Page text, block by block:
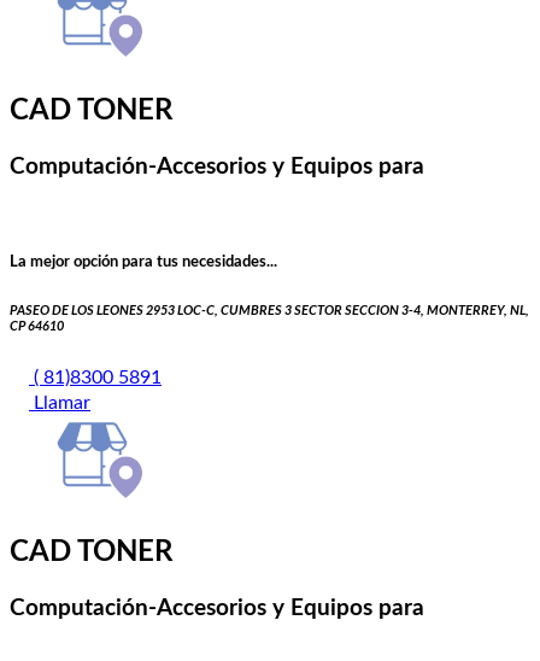
CAD TONER
Computación-Accesorios y Equipos para
La mejor opción para tus necesidades...
PASEO DE LOS LEONES 2953 LOC-C, CUMBRES 3 SECTOR SECCION 3-4, MONTERREY, NL,
CP 64610
( 81)8300 5891
Llamar
CAD TONER
Computación-Accesorios y Equipos para